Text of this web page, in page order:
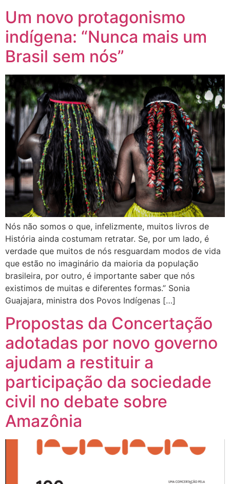
Um novo protagonismo
indígena: “Nunca mais um
Brasil sem nós”
Nós não somos o que, infelizmente, muitos livros de
História ainda costumam retratar. Se, por um lado, é
verdade que muitos de nós resguardam modos de vida
que estão no imaginário da maioria da população
brasileira, por outro, é importante saber que nós
existimos de muitas e diferentes formas.” Sonia
Guajajara, ministra dos Povos Indígenas […]
Propostas da Concertação
adotadas por novo governo
ajudam a restituir a
participação da sociedade
civil no debate sobre
Amazônia